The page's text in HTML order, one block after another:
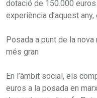
dotació de 150.000
experiència d’aquest
Posada a punt de la
més gran
En l’àmbit social, els
euros a la posada en